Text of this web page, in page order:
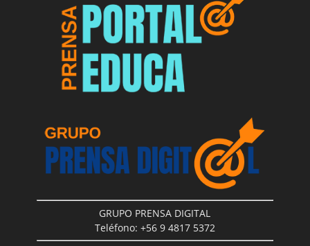
GRUPO PRENSA DIGITAL
Teléfono: +56 9 4817 5372